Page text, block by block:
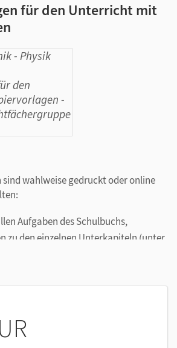
für den Unterricht mit
sind wahlweise gedruckt oder online
Aufgaben des Schulbuchs,
zu den einzelnen Unterkapiteln (unter
Hefteinträgen),
für Lehrkräfte zu den
mit schülergerechter Erklärung der im
Lernwörter.